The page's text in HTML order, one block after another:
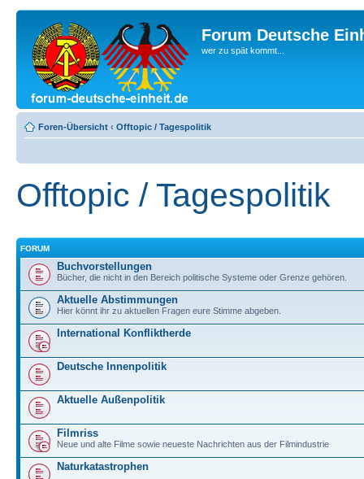
Forum Deutsche
wer zu spät kommt...
Foren-Übersicht ‹ Offtopic / Tagespolitik
Offtopic / Tagespolitik
FORUM
Buchvorstellungen
Bücher, die nicht in den Bereich politische Systeme oder Grenze gehören.
Aktuelle Abstimmungen
Hier könnt ihr zu aktuellen Fragen eure Stimme abgeben.
International Konfliktherde
Deutsche Innenpolitik
Aktuelle Außenpolitik
Filmriss
Neue und alte Filme sowie neueste Nachrichten aus der Filmindustrie
Naturkatastrophen